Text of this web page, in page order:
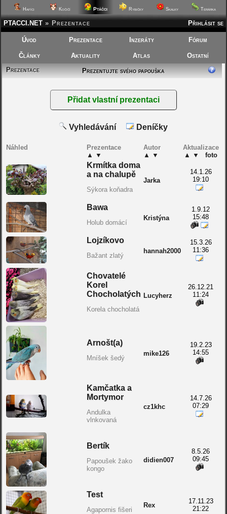
Hafíci Kočičí Ptáčci Rybičky Skalky Terárka
Přihlásit se
PTACCI.NET » Prezentace
Úvod Prezentace Inzeráty Fórum
Články Aktuality Atlas
Ostatní
Prezentace
Prezentujte svého papouška
Vyhledávání Deníčky
Náhled
Prezentace
▲ ▼
Autor
▲ ▼
Aktualizace
▲ ▼ foto
Krmítka doma
a na chalupě
Sýkora koňadra
Jarka
14.1.26
19:10
Bawa
Holub domácí
Kristýna
1.9.12
15:48
Lojzíkovo
Bažant zlatý
hannah2000
15.3.26
11:36
Chovatelé
Korel
Chocholatých
Korela chocholatá
Lucyherz
26.12.21
11:24
Arnošt(a)
Mníšek šedý
mike126
19.2.23
14:55
Kamčatka a
Mortymor
Andulka
vlnkovaná
cz1khc
14.7.26
07:29
Bertík
Papoušek žako
kongo
didien007
8.5.26
09:45
Test
Agapornis fišeri
Rex
17.11.23
21:22